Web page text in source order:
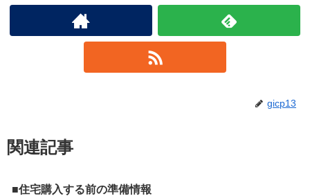
gicp13
関連記事
■住宅購入する前の準備情報